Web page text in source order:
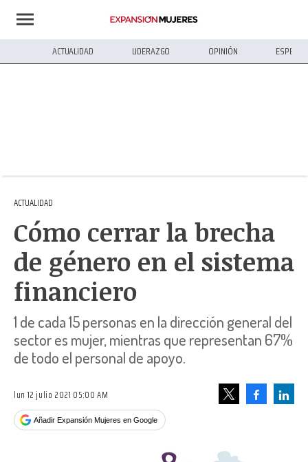
ACTUALIDAD LIDERAZGO OPINIÓN
ACTUALIDAD
Cómo cerrar la brecha
de género en el sistema
financiero
1 de cada 15 personas en la dirección general del
sector es mujer, mientras que representan 67%
de todo el personal de apoyo.
lun 12 julio 2021 05:00 AM
Añadir Expansión Mujeres en Google
Facebook